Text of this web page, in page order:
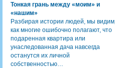
Тонкая грань между «моим» и
«нашим»
Разбирая истории людей, мы видим,
как многие ошибочно полагают, что
подаренная квартира или
унаследованная дача навсегда
останутся их личной
собственностью…